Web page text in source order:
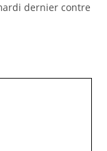
dernier contre